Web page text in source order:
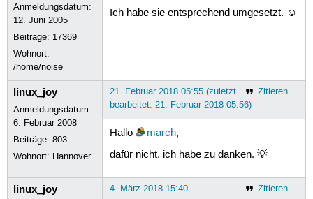
Anmeldungsdatum:
12. Juni 2005
Beiträge: 17369
Wohnort:
/home/noise
Ich habe sie entsprechend umgesetzt. ☺
linux_joy
Anmeldungsdatum:
6. Februar 2008
Beiträge:803
Wohnort: Hannover
Zitieren
21. Februar 2018 05:55 (zuletzt
bearbeitet: 21. Februar 2018 05:56)
Hallo march,
dafür nicht, ich habe zu danken. 💡
linux_joy Zitieren
4. März 2018 15:40